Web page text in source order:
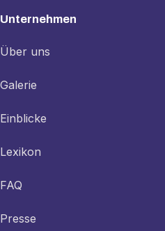
Unternehmen
Über uns
Galerie
Einblicke
Lexikon
FAQ
Presse